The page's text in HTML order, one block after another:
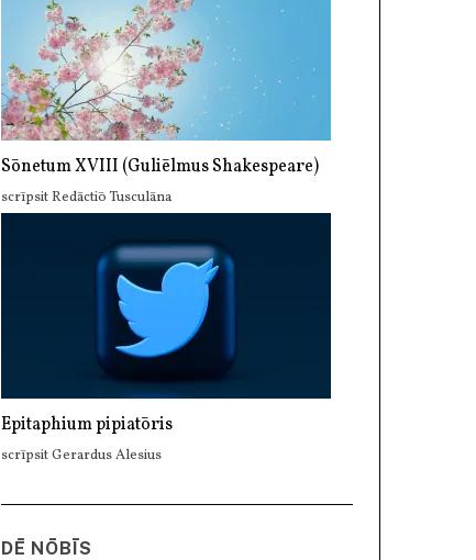
Sōnetum XVIII (Guliēlmus Shakespeare)
scrīpsit Redāctiō Tusculāna
Epitaphium pipiatōris
scrīpsit Gerardus Alesius
DĒ NŌBĪS